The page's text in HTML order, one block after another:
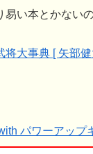
易い本とかない
将大事典 [ 矢部
パワーアップ